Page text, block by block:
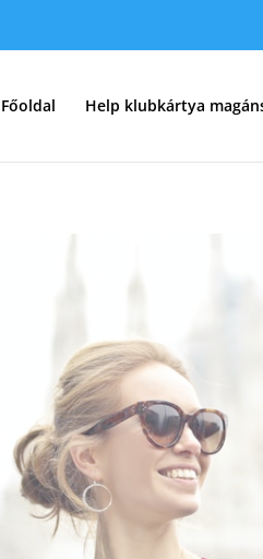
Főoldal Help klubkártya